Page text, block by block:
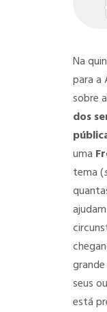
Na
para a
sobre a
dos
uma
tema (
seus
está